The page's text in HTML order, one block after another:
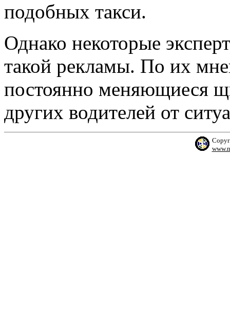
подобных такси.
Однако некоторые
такой рекламы. По их
постоянно меняющиеся
других водителей от